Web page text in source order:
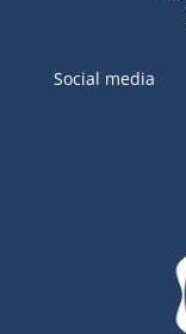
Social media